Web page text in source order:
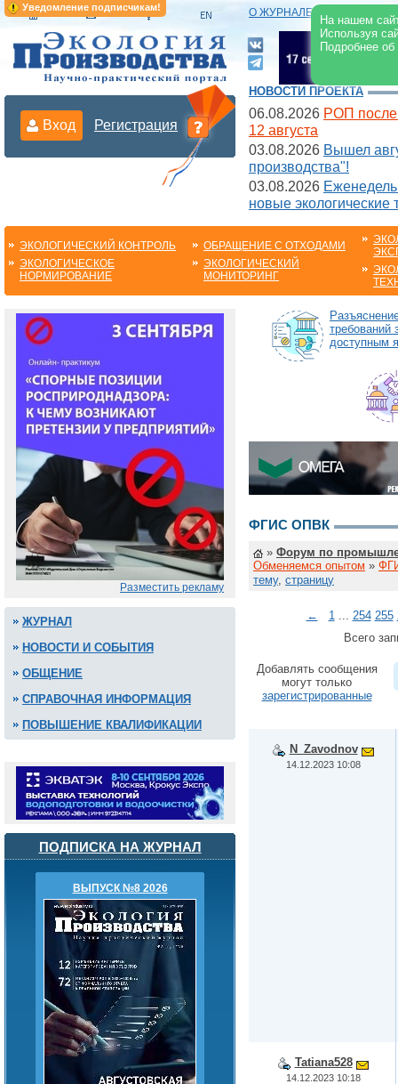
Уведомление подписчикам!
На нашем
Используя
Подробнее
О ЖУРНАЛЕ |
Вход Регистрация
НОВОСТИ ПРОЕКТА
06.08.2026 РОП после
12 августа
03.08.2026 Вышел
производства"!
03.08.2026
новые экологические
ЭКОЛОГИЧЕСКИЙ КОНТРОЛЬ
ЭКОЛОГИЧЕСКОЕ
НОРМИРОВАНИЕ
ОБРАЩЕНИЕ С ОТХОДАМИ
ЭКОЛОГИЧЕСКИЙ
МОНИТОРИНГ
Разместить рекламу
ЖУРНАЛ
НОВОСТИ И СОБЫТИЯ
ОБЩЕНИЕ
СПРАВОЧНАЯ ИНФОРМАЦИЯ
ПОВЫШЕНИЕ КВАЛИФИКАЦИИ
ПОДПИСКА НА ЖУРНАЛ
ВЫПУСК №8 2026
требований
доступным
ФГИС ОПВК
» Форум по
Обменяемся опытом »
тему, страницу
← 1... 254 255
Всего
Добавлять сообщения
могут только
зарегистрированные
N_Zavodnov
14.12.2023 10:08
Tatiana528
14.12.2023 10:18